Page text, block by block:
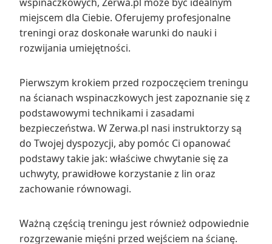
miejscem dla Ciebie. Oferujemy profesjonalne
treningi oraz doskonałe warunki do nauki i
rozwijania umiejętności.
Pierwszym krokiem przed rozpoczęciem treningu
na ścianach wspinaczkowych jest zapoznanie się z
podstawowymi technikami i zasadami
bezpieczeństwa. W Zerwa.pl nasi instruktorzy są
do Twojej dyspozycji, aby pomóc Ci opanować
podstawy takie jak: właściwe chwytanie się za
uchwyty, prawidłowe korzystanie z lin oraz
zachowanie równowagi.
Ważną częścią treningu jest również odpowiednie
rozgrzewanie mięśni przed wejściem na ścianę.